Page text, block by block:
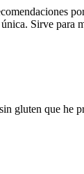
Sirve para
gluten que he